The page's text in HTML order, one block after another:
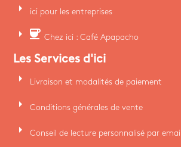
arrow_right ici pour les entreprises
arrow_right coffee Chez ici : Café Apapacho
Les Services d'ici
arrow_right Livraison et modalités de paiement
arrow_right Conditions générales de vente
arrow_right Conseil de lecture personnalisé par email